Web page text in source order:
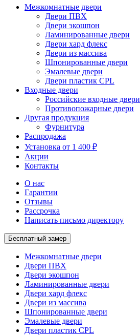
Межкомнатные двери
Двери ПВХ
Двери экошпон
Ламинированные двери
Двери хард флекс
Двери из массива
Шпонированные двери
Эмалевые двери
Двери пластик CPL
Входные двери
Российские входные двери
Противопожарные двери
Другая продукция
Фурнитура
Распродажа
Установка от 1 400 ₽
Акции
Контакты
О нас
Гарантии
Отзывы
Рассрочка
Написать письмо директору
Бесплатный замер
Межкомнатные двери
Двери ПВХ
Двери экошпон
Ламинированные двери
Двери хард флекс
Двери из массива
Шпонированные двери
Эмалевые двери
Двери пластик CPL